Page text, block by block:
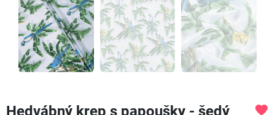
Hedvábný krep s papoušky - šedý favorite